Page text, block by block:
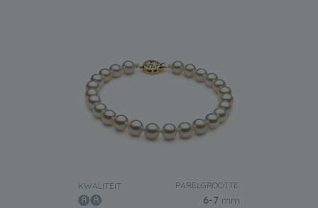
KWALITEIT: PARELGROOTTE:
6-7 mm